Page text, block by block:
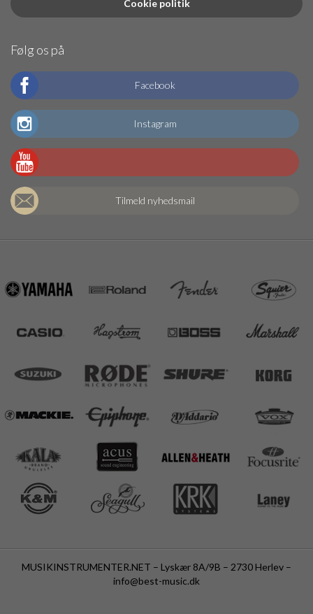
Cookie politik
Følg os på
Facebook
Instagram
Tilmeld nyhedsmail
MUSIKINSTRUMENTER.NET – Lyskær 8A/9B – 2730 Herlev –
info@best-music.dk